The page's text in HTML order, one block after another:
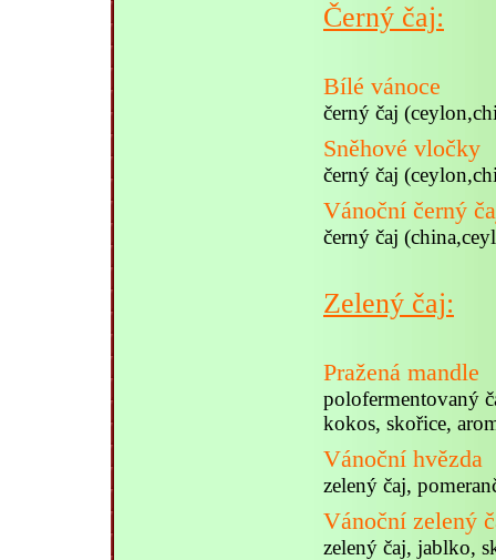
Černý čaj:
Bílé vánoce
černý čaj
Sněhové vločky
černý čaj
Vánoční černý
černý čaj
Zelený čaj:
Pražená mandle
polofermentovaný
kokos, skořice,
Vánoční hvězda
zelený čaj,
Vánoční zelený
zelený čaj, jablko,